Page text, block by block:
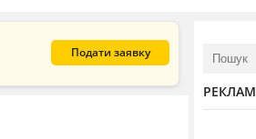
Подати заявку